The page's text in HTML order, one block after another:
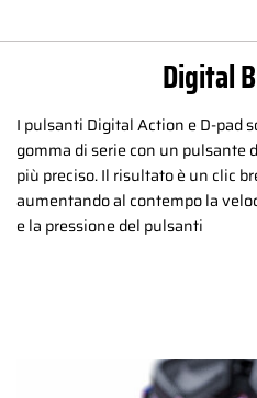
Digital
I pulsanti Digital Action e D-pad
gomma di serie con un pulsante
più preciso. Il risultato è un clic
aumentando al contempo la
e la pressione del pulsanti